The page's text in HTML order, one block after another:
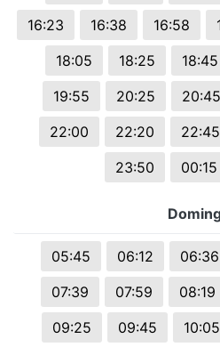
16:23
16:38 16:58
18:05
18:25 18:45
19:55
20:25 20:45
22:00
22:20 22:45
23:50
00:15
05:45 06:12 06:36
07:39
07:59 08:19
09:25
09:45 10:05